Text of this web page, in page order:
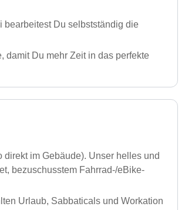
bearbeitest Du selbstständig die
damit Du mehr Zeit in das perfekte
im Gebäude). Unser helles und
bezuschusstem Fahrrad-/eBike-
Urlaub, Sabbaticals und Workation